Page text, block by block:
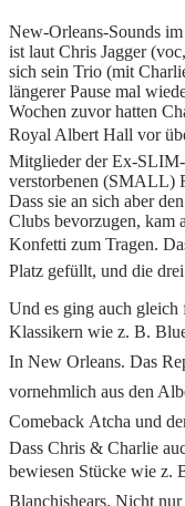
New-Orleans-Sounds
ist laut Chris Jagger
sich sein Trio (mit
längerer Pause mal
Wochen zuvor hatten
Royal Albert Hall vor
Mitglieder der Ex-
verstorbenen (SMALL)
Dass sie an sich aber
Clubs bevorzugen, kam
Konfetti zum Tragen.
Platz gefüllt, und die
Und es ging auch
Klassikern wie z. B.
In New Orleans. Das
vornehmlich aus den
Comeback Atcha und
Dass Chris & Charlie
bewiesen Stücke wie z. B.
Blanchishears. Nicht